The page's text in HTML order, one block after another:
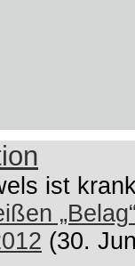
ist
(30.